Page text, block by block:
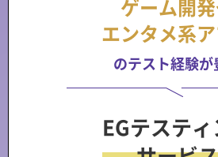
ゲーム開
エンタメ系
のテスト経験が
EGテステ